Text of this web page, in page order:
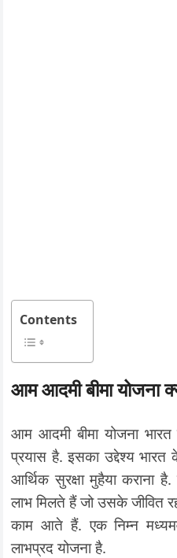
Contents
आम आदमी बीमा योजना
आम आदमी बीमा योजना
प्रयास है. इसका उद्देश्य भारत
आर्थिक सुरक्षा मुहैया कराना
लाभ मिलते हैं जो उसके जीवित
काम आते हैं. एक निम्न
लाभप्रद योजना है.